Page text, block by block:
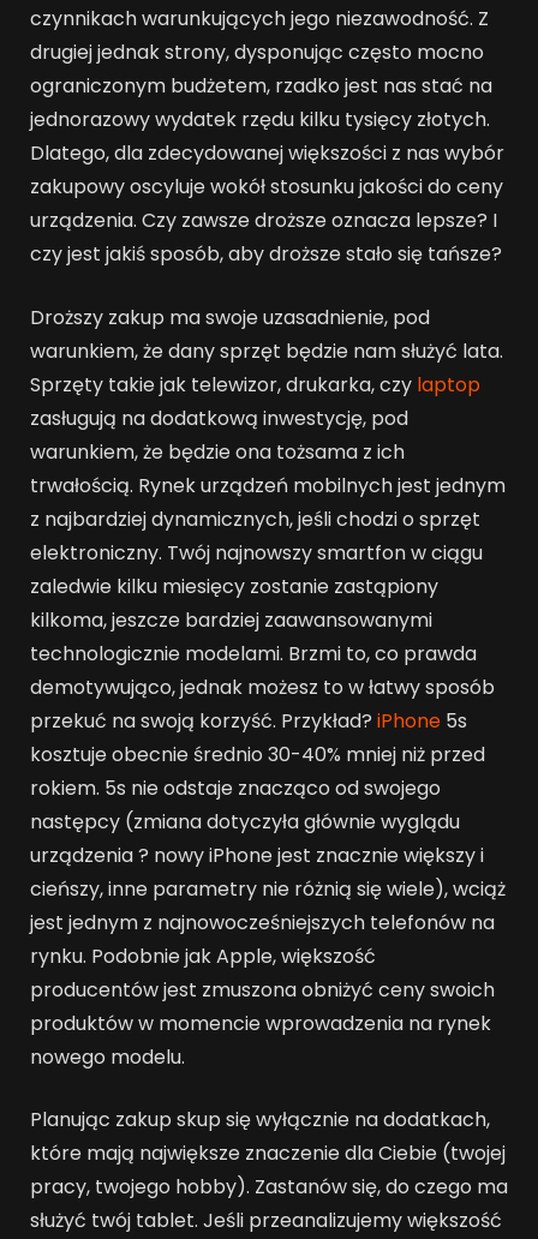
czynnikach warunkujących jego niezawodność. Z
drugiej jednak strony, dysponując często mocno
ograniczonym budżetem, rzadko jest nas stać na
jednorazowy wydatek rzędu kilku tysięcy złotych.
Dlatego, dla zdecydowanej większości z nas wybór
zakupowy oscyluje wokół stosunku jakości do ceny
urządzenia. Czy zawsze droższe oznacza lepsze? I
czy jest jakiś sposób, aby droższe stało się tańsze?
Droższy zakup ma swoje uzasadnienie, pod
warunkiem, że dany sprzęt będzie nam służyć lata.
Sprzęty takie jak telewizor, drukarka, czy laptop
zasługują na dodatkową inwestycję, pod
warunkiem, że będzie ona tożsama z ich
trwałością. Rynek urządzeń mobilnych jest jednym
z najbardziej dynamicznych, jeśli chodzi o sprzęt
elektroniczny. Twój najnowszy smartfon w ciągu
zaledwie kilku miesięcy zostanie zastąpiony
kilkoma, jeszcze bardziej zaawansowanymi
technologicznie modelami. Brzmi to, co prawda
demotywująco, jednak możesz to w łatwy sposób
przekuć na swoją korzyść. Przykład? iPhone 5s
kosztuje obecnie średnio 30-40% mniej niż przed
rokiem. 5s nie odstaje znacząco od swojego
następcy (zmiana dotyczyła głównie wyglądu
urządzenia ? nowy iPhone jest znacznie większy i
cieńszy, inne parametry nie różnią się wiele), wciąż
jest jednym z najnowocześniejszych telefonów na
rynku. Podobnie jak Apple, większość
producentów jest zmuszona obniżyć ceny swoich
produktów w momencie wprowadzenia na rynek
nowego modelu.
Planując zakup skup się wyłącznie na dodatkach,
które mają największe znaczenie dla Ciebie (twojej
pracy, twojego hobby). Zastanów się, do czego ma
służyć twój tablet. Jeśli przeanalizujemy większość